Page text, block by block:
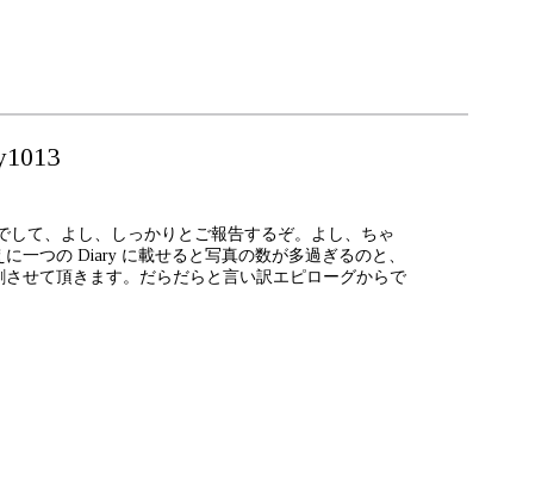
て、よし、しっかりとご報告するぞ。よし、ちゃ
一つの Diary に載せると写真の数が多過ぎるのと、
せて頂きます。だらだらと言い訳エピローグからで